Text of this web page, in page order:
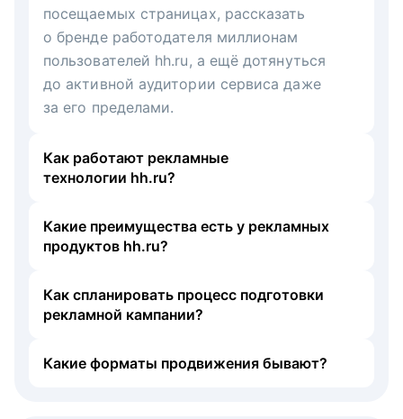
посещаемых страницах, рассказать
о бренде работодателя миллионам
пользователей hh.ru, а ещё дотянуться
до активной аудитории сервиса даже
за его пределами.
Как работают рекламные
технологии hh.ru?
Какие преимущества есть у рекламных
продуктов hh.ru?
Как спланировать процесс подготовки
рекламной кампании?
Какие форматы продвижения бывают?